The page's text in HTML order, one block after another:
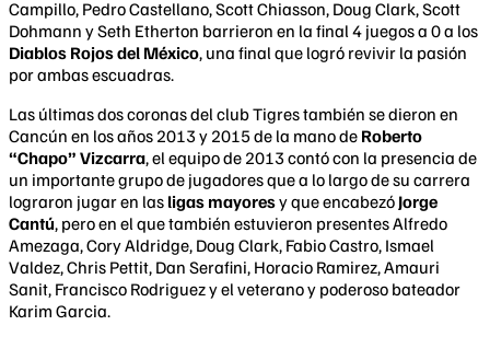
Campillo, Pedro Castellano, Scott Chiasson, Doug Clark, Scott
Dohmann y Seth Etherton barrieron en la final 4 juegos a 0 a los
Diablos Rojos del México, una final que logró revivir la pasión
por ambas escuadras.
Las últimas dos coronas del club Tigres también se dieron en
Cancún en los años 2013 y 2015 de la mano de Roberto
“Chapo” Vizcarra, el equipo de 2013 contó con la presencia de
un importante grupo de jugadores que a lo largo de su carrera
lograron jugar en las ligas mayoresy que encabezó Jorge
Cantú, pero en el que también estuvieron presentes Alfredo
Amezaga, Cory Aldridge, Doug Clark, Fabio Castro, Ismael
Valdez, Chris Pettit, Dan Serafini, Horacio Ramirez, Amauri
Sanit, Francisco Rodriguez y el veterano y poderoso bateador
Karim Garcia.